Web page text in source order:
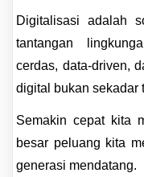
Digitalisasi adalah
tantangan
cerdas, data-driven,
digital bukan sekadar
Semakin cepat kita
besar peluang kita
generasi mendatang.